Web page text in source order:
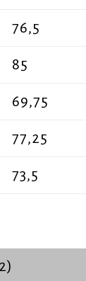
76,5
85
69,75
77,25
73,5